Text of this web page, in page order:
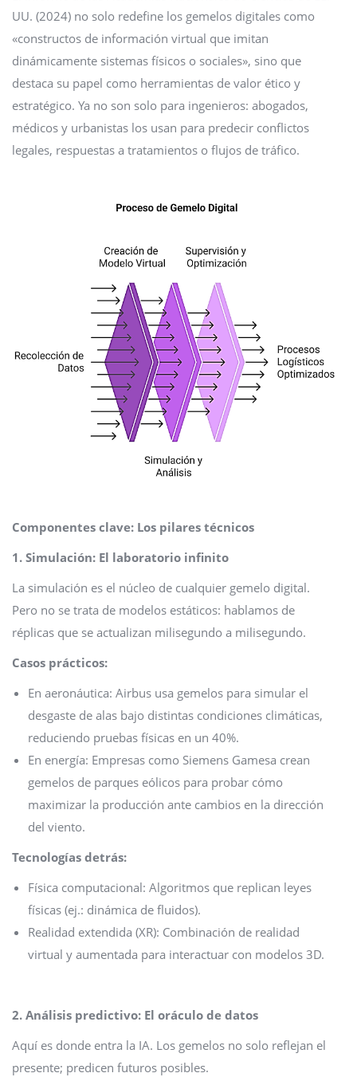
UU. (2024) no solo redefine los gemelos digitales como
«constructos de información virtual que imitan
dinámicamente sistemas físicos o sociales», sino que
destaca su papel como herramientas de valor ético y
estratégico. Ya no son solo para ingenieros: abogados,
médicos y urbanistas los usan para predecir conflictos
legales, respuestas a tratamientos o flujos de tráfico.
Componentes clave: Los pilares técnicos
1. Simulación: El laboratorio infinito
La simulación es el núcleo de cualquier gemelo digital.
Pero no se trata de modelos estáticos: hablamos de
réplicas que se actualizan milisegundo a milisegundo.
Casos prácticos:
En aeronáutica: Airbus usa gemelos para simular el
desgaste de alas bajo distintas condiciones climáticas,
reduciendo pruebas físicas en un 40%.
En energía: Empresas como Siemens Gamesa crean
gemelos de parques eólicos para probar cómo
maximizar la producción ante cambios en la dirección
del viento.
Tecnologías detrás:
Física computacional: Algoritmos que replican leyes
físicas (ej.: dinámica de fluidos).
Realidad extendida (XR): Combinación de realidad
virtual y aumentada para interactuar con modelos 3D.
2. Análisis predictivo: El oráculo de datos
Aquí es donde entra la IA. Los gemelos no solo reflejan el
presente; predicen futuros posibles.